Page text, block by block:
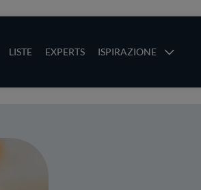
LISTE EXPERTS ISPIRAZIONE